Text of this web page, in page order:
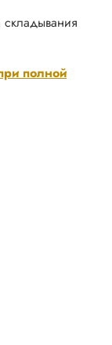
полной
складывания